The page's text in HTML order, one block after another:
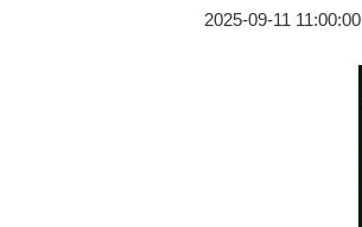
2025-09-11 11:00:00